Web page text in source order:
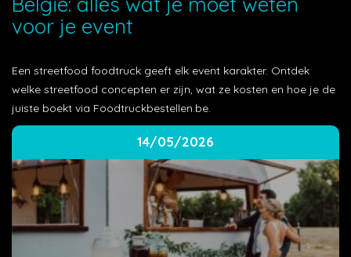
voor je event
Een streetfood foodtruck geeft elk event karakter. Ontdek
welke streetfood concepten er zijn, wat ze kosten en hoe je de
juiste boekt via Foodtruckbestellen.be.
14/05/2026